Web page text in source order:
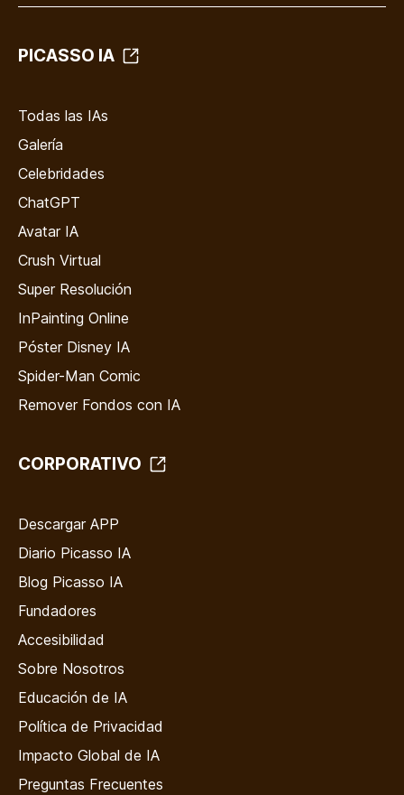
PICASSO IA
Todas las IAs
Galería
Celebridades
ChatGPT
Avatar IA
Crush Virtual
Super Resolución
InPainting Online
Póster Disney IA
Spider-Man Comic
Remover Fondos con IA
CORPORATIVO
Descargar APP
Diario Picasso IA
Blog Picasso IA
Fundadores
Accesibilidad
Sobre Nosotros
Educación de IA
Política de Privacidad
Impacto Global de IA
Preguntas Frecuentes